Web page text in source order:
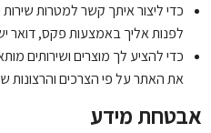
כדי ליצור איתך קשר למטרות
לפנות אליך באמצעות פקס, דואר
כדי להציע לך מוצרים ושירותים
את האתר על פי הצרכים והרצונות
אבטחת מידע